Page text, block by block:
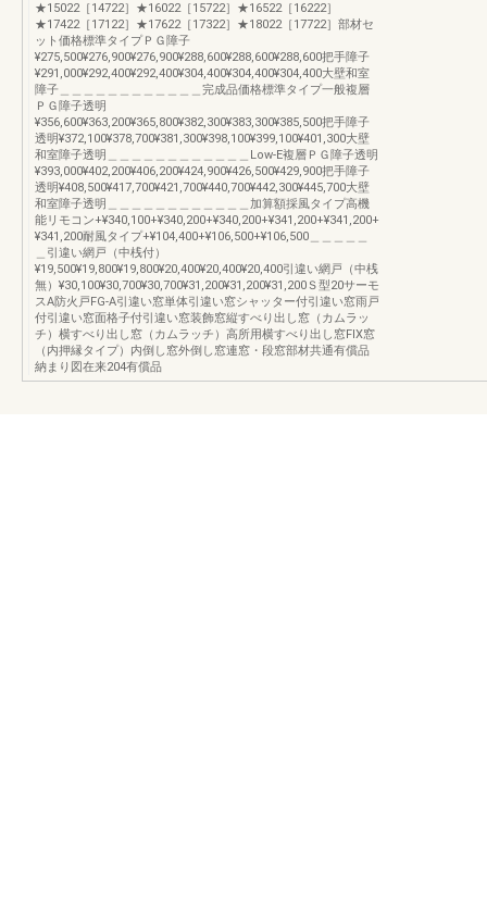
★15022［14722］★16022［15722］★16522［16222］
★17422［17122］★17622［17322］★18022［17722］部材セ
ット価格標準タイプＰＧ障子
¥275,500¥276,900¥276,900¥288,600¥288,600¥288,600把手障子
¥291,000¥292,400¥292,400¥304,400¥304,400¥304,400大壁和室
障子＿＿＿＿＿＿＿＿＿＿＿＿完成品価格標準タイプ一般複層
ＰＧ障子透明
¥356,600¥363,200¥365,800¥382,300¥383,300¥385,500把手障子
透明¥372,100¥378,700¥381,300¥398,100¥399,100¥401,300大壁
和室障子透明＿＿＿＿＿＿＿＿＿＿＿＿Low-E複層ＰＧ障子透明
¥393,000¥402,200¥406,200¥424,900¥426,500¥429,900把手障子
透明¥408,500¥417,700¥421,700¥440,700¥442,300¥445,700大壁
和室障子透明＿＿＿＿＿＿＿＿＿＿＿＿加算額採風タイプ高機
能リモコン+¥340,100+¥340,200+¥340,200+¥341,200+¥341,200+
¥341,200耐風タイプ+¥104,400+¥106,500+¥106,500＿＿＿＿＿
＿引違い網戸（中桟付）
¥19,500¥19,800¥19,800¥20,400¥20,400¥20,400引違い網戸（中桟
無）¥30,100¥30,700¥30,700¥31,200¥31,200¥31,200Ｓ型20サーモ
スA防火戸FG-A引違い窓単体引違い窓シャッター付引違い窓雨戸
付引違い窓面格子付引違い窓装飾窓縦すべり出し窓（カムラッ
チ）横すべり出し窓（カムラッチ）高所用横すべり出し窓FIX窓
（内押縁タイプ）内倒し窓外倒し窓連窓・段窓部材共通有償品
納まり図在来204有償品